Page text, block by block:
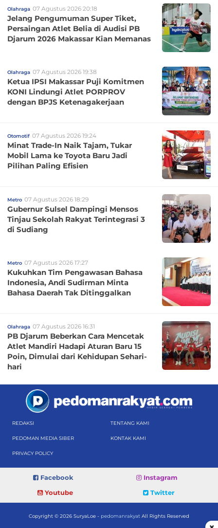
Olahraga 07 Agustus 2026 20:18
Jelang Pengumuman Super Tiket,
Persaingan Atlet Belia di Audisi PB
Djarum 2026 Makassar Kian Memanas
Olahraga 07 Agustus 2026 19:38
Ketua IPSI Makassar Puji Komitmen
KONI Lindungi Atlet PORPROV
dengan BPJS Ketenagakerjaan
Otomotif 07 Agustus 2026 19:24
Minat Trade-In Naik Tajam, Tukar
Mobil Lama ke Toyota Baru Jadi
Pilihan Paling Efisien
Metro 07 Agustus 2026 18:29
Gubernur Sulsel Dampingi Mensos
Tinjau Sekolah Rakyat Terintegrasi 3
di Sudiang
Metro 07 Agustus 2026 17:27
Kukuhkan Tim Pengawasan Bahasa
Indonesia, Andi Sudirman Minta
Bahasa Daerah Tak Ditinggalkan
Olahraga 07 Agustus 2026 16:31
PB Djarum Beberkan Cara Mencetak
Atlet Mandiri Hadapi Aturan Baru 15
Poin, Dimulai dari Kehidupan Sehari-
hari
REDAKSI TENTANG KAMI
PEDOMAN MEDIA SIBER KONTAK KAMI
PRIVACY POLICY
Facebook
Instagram
Youtube
Twitter
Copyright © 2026 SuryaLoe - pedomanrakyat All Rights Reserved